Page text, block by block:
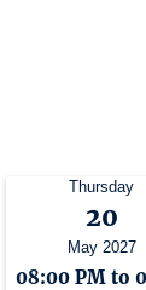
Thursday
20
May 2027
08:00 PM to